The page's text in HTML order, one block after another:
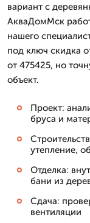
вариант с
АкваДомМск
нашего
под ключ скидка
от 475425, но
объект.
Проект:
бруса и
утепление,
Отделка:
бани из
Сдача:
вентиляции